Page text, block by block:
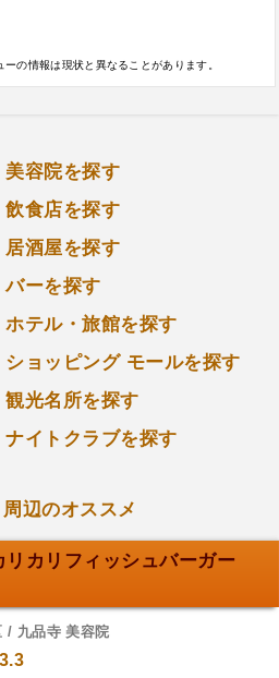
ーの情報は現状と異なることがあります。
容院を探す
食店を探す
酒屋を探す
ーを探す
テル・旅館を探す
ョッピング モールを探す
光名所を探す
イトクラブを探す
周辺のオススメ
リカリフィッシュバーガー
/ 九品寺 美容院
3.3